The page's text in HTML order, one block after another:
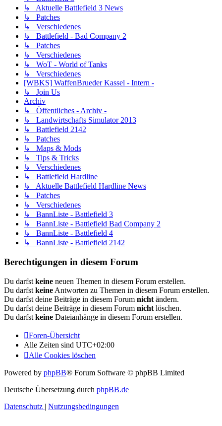
↳ Aktuelle Battlefield 3 News
↳ Patches
↳ Verschiedenes
↳ Battlefield - Bad Company 2
↳ Patches
↳ Verschiedenes
↳ WoT - World of Tanks
↳ Verschiedenes
[WBKS] WaffenBrueder Kassel - Intern -
↳ Join Us
Archiv
↳ Öffentliches - Archiv -
↳ Landwirtschafts Simulator 2013
↳ Battlefield 2142
↳ Patches
↳ Maps & Mods
↳ Tips & Tricks
↳ Verschiedenes
↳ Battlefield Hardline
↳ Aktuelle Battlefield Hardline News
↳ Patches
↳ Verschiedenes
↳ BannListe - Battlefield 3
↳ BannListe - Battlefield Bad Company 2
↳ BannListe - Battlefield 4
↳ BannListe - Battlefield 2142
Berechtigungen in diesem Forum
Du darfst keine neuen Themen in diesem Forum erstellen.
Du darfst keine Antworten zu Themen in diesem Forum erstellen.
Du darfst deine Beiträge in diesem Forum nicht ändern.
Du darfst deine Beiträge in diesem Forum nicht löschen.
Du darfst keine Dateianhänge in diesem Forum erstellen.
Foren-Übersicht
Alle Zeiten sind UTC+02:00
Alle Cookies löschen
Powered by phpBB® Forum Software © phpBB Limited
Deutsche Übersetzung durch phpBB.de
Datenschutz | Nutzungsbedingungen